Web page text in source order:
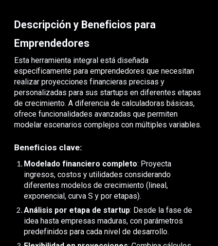
Descripción y Beneficios para
Emprendedores
Esta herramienta integral está diseñada
específicamente para emprendedores que necesitan
realizar proyecciones financieras precisas y
personalizadas para sus startups en diferentes etapas
de crecimiento. A diferencia de calculadoras básicas,
ofrece funcionalidades avanzadas que permiten
modelar escenarios complejos con múltiples variables.
Beneficios clave:
Modelado financiero completo: Proyecta
ingresos, costos y utilidades considerando
diferentes modelos de crecimiento (lineal,
exponencial, curva S y por etapas).
Análisis por etapa de startup: Desde la fase de
idea hasta empresas maduras, con parámetros
predefinidos para cada nivel de desarrollo.